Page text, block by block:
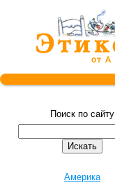
Поиск по сайту
Америка